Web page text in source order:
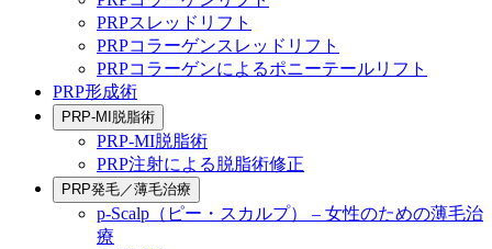
PRPスレッドリフト
PRPコラーゲンスレッドリフト
PRPコラーゲンによるポニーテールリフト
PRP形成術
PRP-MI脱脂術
PRP-MI脱脂術
PRP注射による脱脂術修正
PRP発毛／薄毛治療
p-Scalp（ピー・スカルプ） – 女性のための薄毛治
療